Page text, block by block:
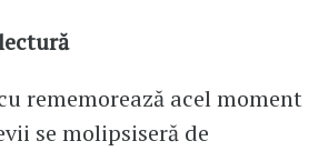
rememorează acel moment
se molipsiseră de